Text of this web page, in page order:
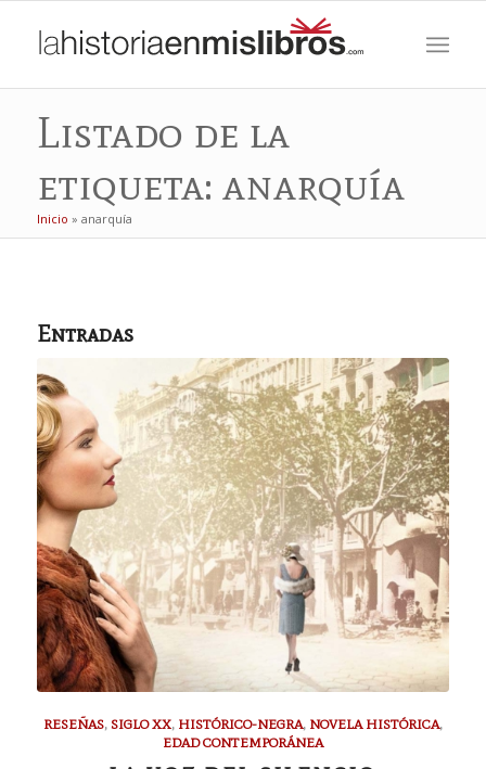
Listado de la
etiqueta: anarquía
Inicio » anarquía
Entradas
RESEÑAS, SIGLO XX, HISTÓRICO-NEGRA, NOVELA HISTÓRICA,
EDAD CONTEMPORÁNEA